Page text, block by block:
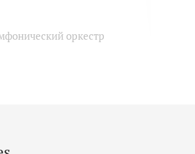
оркестр